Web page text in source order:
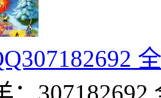
：